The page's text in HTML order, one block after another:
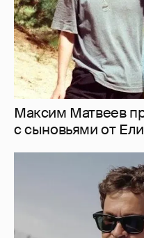
"У многих людей
Деревянко
атаках на его